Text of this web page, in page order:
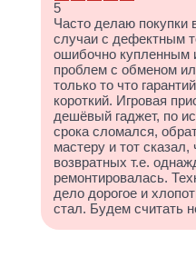
5
Часто делаю покупки
случаи с дефектным
ошибочно купленным
проблем с обменом
только то что
короткий. Игровая
дешёвый гаджет, по
срока сломался,
мастеру и тот сказал,
возвратных т.е.
ремонтировалась.
дело дорогое и
стал. Будем считать